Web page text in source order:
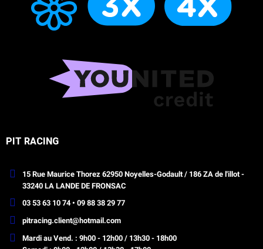
PIT RACING
15 Rue Maurice Thorez 62950 Noyelles-Godault / 186 ZA de l'illot -
33240 LA LANDE DE FRONSAC
03 53 63 10 74 • 09 88 38 29 77
pitracing.client@hotmail.com
Mardi au Vend. : 9h00 - 12h00 / 13h30 - 18h00